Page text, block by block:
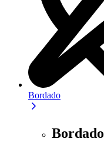
Bordado
Bordado